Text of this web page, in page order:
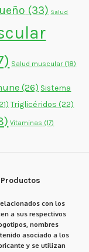
(33) Salud
Salud muscular(18)
(26) Sistema
Triglicéridos (22)
Vitaminas (17)
con los
a sus respectivos
nombres
asociado a los
y se utilizan